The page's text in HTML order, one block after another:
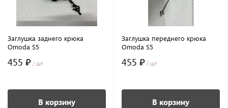
Заглушка заднего крюка
Omoda S5
455 ₽ / шт
В корзину
Заглушка переднего крюка
Omoda S5
455 ₽ / шт
В корзину